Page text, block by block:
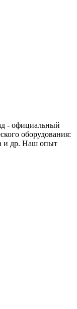
- официальный
оборудования:
и др. Наш опыт